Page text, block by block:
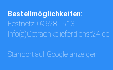
Bestellmöglichkeiten:
Festnetz: 09628 - 513
Info(a)Getraenkelieferdienst24.de
Standort auf Google anzeigen